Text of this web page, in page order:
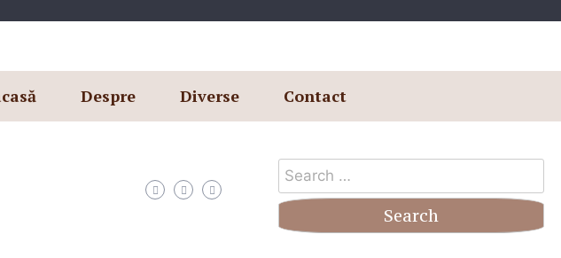
Despre Diverse Contact
Search
for: